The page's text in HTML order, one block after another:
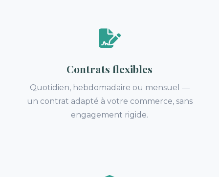
Contrats flexibles
Quotidien, hebdomadaire ou mensuel —
un contrat adapté à votre commerce, sans
engagement rigide.